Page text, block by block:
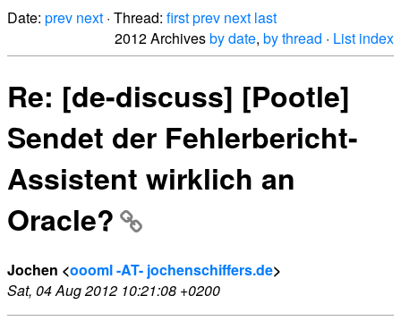
Date: prev next · Thread: firstprev next last
2012 Archivesby date, by thread · List index
Re: [de-discuss] [Pootle]
Sendet der Fehlerbericht-
Assistent wirklich an
Oracle?
Jochen <oooml -AT- jochenschiffers.de>
Sat, 04 Aug 2012 10:21:08 +0200